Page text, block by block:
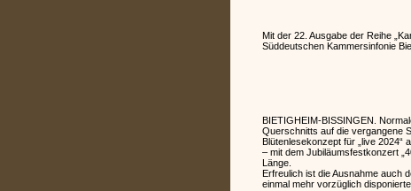
Mit der 22. Ausgabe der Reihe
Süddeutschen Kammersinfonie
BIETIGHEIM-BISSINGEN.
Querschnitts auf die vergangene
Blütenlesekonzept für „live
– mit dem Jubiläumsfestkonzert
Länge.
Erfreulich ist die Ausnahme auch
einmal mehr vorzüglich